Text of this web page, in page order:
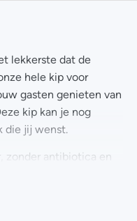
lekkerste dat de
hele kip voor
gasten genieten van
kip kan je nog
die jij wenst.
zonder antibiotica en